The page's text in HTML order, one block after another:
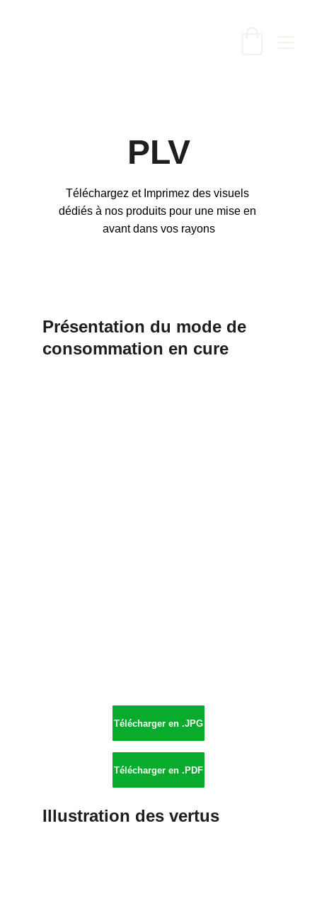
PLV
Téléchargez et Imprimez des visuels
dédiés à nos produits pour une mise en
avant dans vos rayons
Présentation du mode de
consommation en cure
Télécharger en .JPG
Télécharger en .PDF
Illustration des vertus